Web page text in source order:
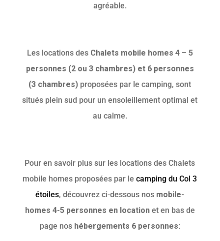
agréable.
Les locations des Chalets mobile homes 4 – 5
personnes (2 ou 3 chambres) et 6 personnes
(3 chambres) proposées par le camping, sont
situés plein sud pour un ensoleillement optimal et
au calme.
Pour en savoir plus sur les locations des Chalets
mobile homes proposées par lecamping du Col 3
étoiles, découvrez ci-dessous nos mobile-
homes 4-5 personnes en locationet en bas de
page nos hébergements 6 personnes: